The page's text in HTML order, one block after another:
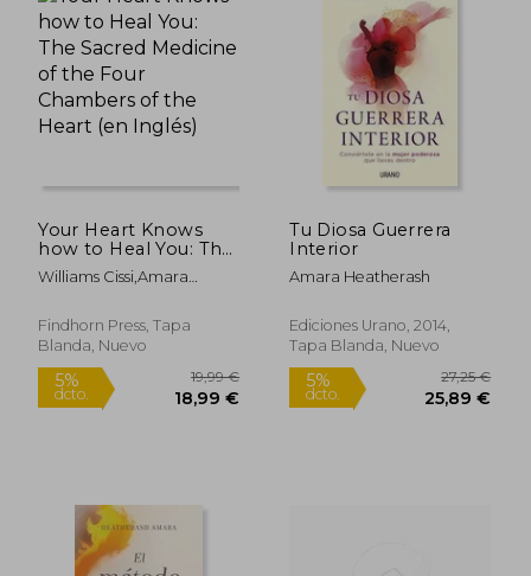
dcto. 23,74 €
Your Heart Knows
how to Heal You: The
Sacred Medicine of
the Four Chambers
Inglés)
Williams Cissi,Amara
Findhorn Press, Tapa
Blanda, Nuevo
Tu Diosa Guerrera
Interior
Amara Heatherash
Ediciones Urano, 2014,
Tapa Blanda, Nuevo